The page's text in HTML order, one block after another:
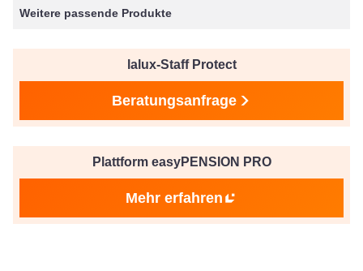
Weitere passende Produkte
lalux-Staff Protect
Beratungsanfrage
Plattform easyPENSION PRO
Mehr erfahren